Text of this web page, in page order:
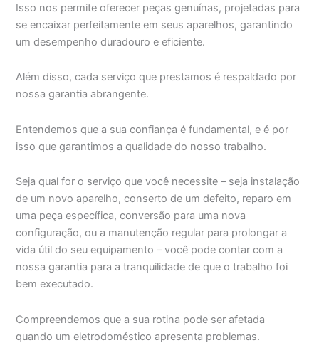
Isso nos permite oferecer peças genuínas, projetadas para
se encaixar perfeitamente em seus aparelhos, garantindo
um desempenho duradouro e eficiente.
Além disso, cada serviço que prestamos é respaldado por
nossa garantia abrangente.
Entendemos que a sua confiança é fundamental, e é por
isso que garantimos a qualidade do nosso trabalho.
Seja qual for o serviço que você necessite – seja instalação
de um novo aparelho, conserto de um defeito, reparo em
uma peça específica, conversão para uma nova
configuração, ou a manutenção regular para prolongar a
vida útil do seu equipamento – você pode contar com a
nossa garantia para a tranquilidade de que o trabalho foi
bem executado.
Compreendemos que a sua rotina pode ser afetada
quando um eletrodoméstico apresenta problemas.